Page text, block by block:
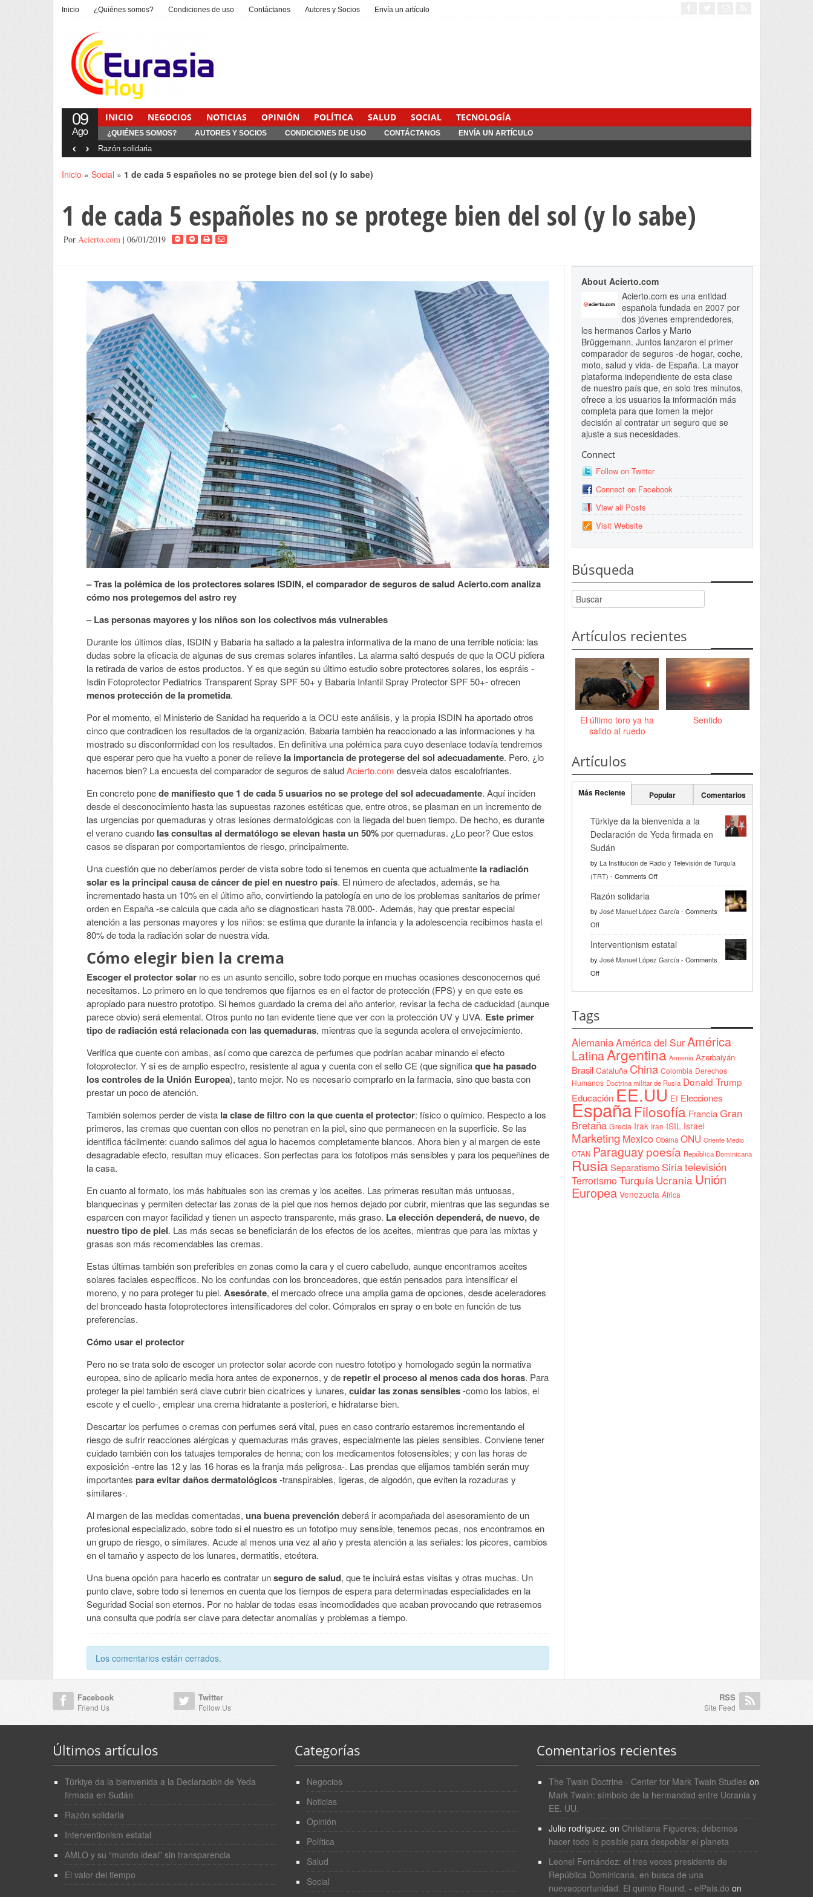
Inicio ¿Quiénes somos? Condiciones de uso Contáctanos Autores y Socios Envía un artículo
09
Ago
INICIO NEGOCIOS NOTICIAS OPINIÓN POLÍTICA SALUD SOCIAL TECNOLOGÍA
¿QUIÉNES SOMOS? AUTORES Y SOCIOS CONDICIONES DE USO CONTÁCTANOS ENVÍA UN ARTÍCULO
Interventionism estatal
‹ ›
Inicio » Social » 1 de cada 5 españoles no se protege bien del sol (y lo sabe)
1 de cada 5 españoles no se protege bien del sol (y lo sabe)
Por Acierto.com | 06/01/2019
– Tras la polémica de los protectores solares ISDIN, el comparador de seguros de salud Acierto.com analiza
cómo nos protegemos del astro rey
– Las personas mayores y los niños son los colectivos más vulnerables
Durante los últimos días, ISDIN y Babaria ha saltado a la palestra informativa de la mano de una terrible noticia: las
dudas sobre la eficacia de algunas de sus cremas solares infantiles. La alarma saltó después de que la OCU pidiera
la retirada de varios de estos productos. Y es que según su último estudio sobre protectores solares, los espráis -
Isdin Fotoprotector Pediatrics Transparent Spray SPF 50+ y Babaria Infantil Spray Protector SPF 50+- ofrecen
menos protección de la prometida.
Por el momento, el Ministerio de Sanidad ha requerido a la OCU este análisis, y la propia ISDIN ha aportado otros
cinco que contradicen los resultados de la organización. Babaria también ha reaccionado a las informaciones y ha
mostrado su disconformidad con los resultados. En definitiva una polémica para cuyo desenlace todavía tendremos
que esperar pero que ha vuelto a poner de relieve la importancia de protegerse del sol adecuadamente. Pero, ¿lo
hacemos bien? La encuesta del comparador de seguros de saludAcierto.com desvela datos escalofriantes.
En concreto ponede manifiesto que 1 de cada 5 usuarios no se protege del sol adecuadamente. Aquí inciden
desde el desconocimiento hasta las supuestas razones estéticas que, entre otros, se plasman en un incremento de
las urgencias por quemaduras y otras lesiones dermatológicas con la llegada del buen tiempo. De hecho, es durante
el verano cuando las consultas al dermatólogo se elevan hasta un 50%por quemaduras. ¿Lo peor? Que estos
casos se disparan por comportamientos de riesgo, principalmente.
Una cuestión que no deberíamos perder de vista sobre todo si tenemos en cuenta que actualmente la radiación
solar es la principal causa de cáncer de piel en nuestro país. El número de afectados, además, se ha
incrementado hasta un 10% en el último año, convirtiendo la patología en uno de los problemas sanitarios de primer
orden en España -se calcula que cada año se diagnostican hasta 78.000-. Además, hay que prestar especial
atención a las personas mayores y los niños: se estima que durante la infancia y la adolescencia recibimos hasta el
80% de toda la radiación solar de nuestra vida.
Cómo elegir bien la crema
Escoger el protector solar no es un asunto sencillo, sobre todo porque en muchas ocasiones desconocemos qué
necesitamos. Lo primero en lo que tendremos que fijarnos es en el factor de protección (FPS) y en que este es
apropiado para nuestro prototipo. Si hemos guardado la crema del año anterior, revisar la fecha de caducidad (aunque
parece obvio) será elemental. Otros punto no tan evidente tiene que ver con la protección UV y UVA. Este primer
tipo de radiación está relacionada con las quemaduras, mientras que la segunda acelera el envejecimiento.
Verifica que cuente con ambas, así como que carezca de perfumes que podrían acabar minando el efecto
fotoprotector. Y si es de amplio espectro, resistente al agua y cuenta con el sello CE (que significaque ha pasado
los controles de la Unión Europea), tanto mejor. No es necesario comprarlo en la farmacia, sino que basta con
prestar un poco de atención.
También solemos perder de vista la clase de filtro con la que cuenta el protector: físico o químico. Respecto a los
primeros, las cremas que cuentan con ellos no penetran en la piel, sino que permanecen en la superficie. Se las
identifica fácilmente: cuando salimos del agua lo hacemos completamente blancos. Ahora bien y al margen de este
desagradable efecto, resultan muy eficaces. Son perfectas para los fototipos más sensibles y para los pequeñines de
la casa.
En cuanto al formato, los más habituales son las cremas y los aceites. Las primeras resultan más untuosas,
blanquecinas y permiten detectar las zonas de la piel que nos hemos dejado por cubrir, mientras que las segundas se
esparcen con mayor facilidad y tienen un aspecto transparente, más graso. La elección dependerá, de nuevo, de
nuestro tipo de piel. Las más secas se beneficiarán de los efectos de los aceites, mientras que para las mixtas y
grasas son más recomendables las cremas.
Estas últimas también son preferibles en zonas como la cara y el cuero cabelludo, aunque encontramos aceites
solares faciales específicos. No los confundas con los bronceadores, que están pensados para intensificar el
moreno, y no para proteger tu piel. Asesórate, el mercado ofrece una amplia gama de opciones, desde aceleradores
del bronceado hasta fotoprotectores intensificadores del color. Cómpralos en spray o en bote en función de tus
preferencias.
Cómo usar el protector
Pero no se trata solo de escoger un protector solar acorde con nuestro fototipo y homologado según la normativa
europea, sino de aplicarlo media hora antes de exponernos, y de repetir el proceso al menos cada dos horas. Para
proteger la piel también será clave cubrir bien cicatrices y lunares, cuidar las zonas sensibles-como los labios, el
escote y el cuello-, emplear una crema hidratante a posteriori, e hidratarse bien.
Descartar los perfumes o cremas con perfumes será vital, pues en caso contrario estaremos incrementando el
riesgo de sufrir reacciones alérgicas y quemaduras más graves, especialmente las pieles sensibles. Conviene tener
cuidado también con los tatuajes temporales de henna; con los medicamentos fotosensibles; y con las horas de
exposición -entre las 12 y las 16 horas es la franja más peligrosa-. Las prendas que elijamos también serán muy
importantes para evitar daños dermatológicos-transpirables, ligeras, de algodón, que eviten la rozaduras y
similares-.
Al margen de las medidas comentadas, una buena prevencióndeberá ir acompañada del asesoramiento de un
profesional especializado, sobre todo si el nuestro es un fototipo muy sensible, tenemos pecas, nos encontramos en
un grupo de riesgo, o similares. Acude al menos una vez al año y presta atención a las señales: los picores, cambios
en el tamaño y aspecto de los lunares, dermatitis, etcétera.
Una buena opción para hacerlo es contratar unseguro de salud, que te incluirá estas visitas y otras muchas. Un
punto clave, sobre todo si tenemos en cuenta que los tiempos de espera para determinadas especialidades en la
Seguridad Social son eternos. Por no hablar de todas esas incomodidades que acaban provocando que retrasemos
una consulta que podría ser clave para detectar anomalías y problemas a tiempo.
Los comentarios están cerrados.
About Acierto.com
Acierto.com es una entidad
española fundada en 2007 por
dos jóvenes emprendedores,
los hermanos Carlos y Mario
Brüggemann. Juntos lanzaron el primer
comparador de seguros -de hogar, coche,
moto, salud y vida- de España. La mayor
plataforma independiente de esta clase
de nuestro país que, en solo tres minutos,
ofrece a los usuarios la información más
completa para que tomen la mejor
decisión al contratar un seguro que se
ajuste a sus necesidades.
Connect
Follow on Twitter
Connect on Facebook
View all Posts
Visit Website
Búsqueda
Artículos recientes
El último toro ya ha
salido al ruedo
Sentido
Artículos
Más Reciente Popular Comentarios
Türkiye da la bienvenida a la
Declaración de Yeda firmada en
Sudán
by La Institución de Radio y Televisión de Turquía
(TRT) - Comments Offon
Türkiye
la
a
Yeda
Razón solidaria
by José Manuel López García- Comments
Offon
Razón
solidaria
Interventionism estatal
by José Manuel López García- Comments
Offon
Tags
AlemaniaAmérica del SurAmérica
LatinaArgentina Armenia Azerbaiyán
Brasil Cataluña China Colombia Derechos
Humanos Doctrina militar de Rusia Donald Trump
EducaciónEE.UU EI Elecciones
EspañaFilosofía FranciaGran
Bretaña Grecia Irak Iran ISIL Israel
Marketing Mexico Obama ONU Oriente Medio
OTAN Paraguaypoesía República Dominicana
RusiaSeparatismo Siriatelevisión
Terrorismo Turquía Ucrania Unión
Europea Venezuela África
Facebook
Friend Us
Twitter
Follow Us
RSS
Site Feed
Últimos artículos
Türkiye da la bienvenida a la Declaración de Yeda
firmada en Sudán
Razón solidaria
Interventionism estatal
AMLO y su “mundo ideal” sin transparencia
El valor del tiempo
Categorías
Negocios
Noticias
Opinión
Política
Salud
Social
Comentarios recientes
The Twain Doctrine - Center for Mark Twain Studies on
Mark Twain: símbolo de la hermandad entre Ucrania y
EE. UU.
Julio rodriguez. on Christiana Figueres; debemos
hacer todo lo posible para despoblar el planeta
Leonel Fernández: el tres veces presidente de
República Dominicana, en busca de una
nuevaoportunidad. El quinto Round. - elPais.do on